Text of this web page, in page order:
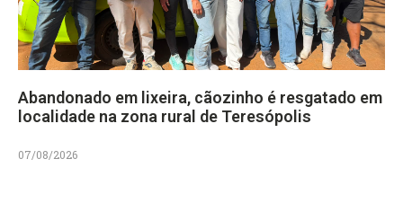
Abandonado em lixeira, cãozinho é resgatado em
localidade na zona rural de Teresópolis
07/08/2026